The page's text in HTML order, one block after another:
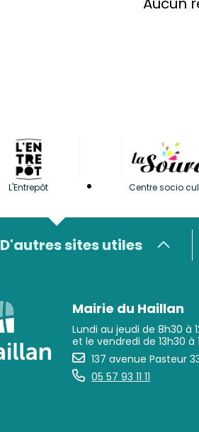
L'Entrepôt Centre socio
D'autres sites utiles
Mairie du Haillan
Lundi au jeudi de 8h30 à
et le vendredi de 13h30 à
137 avenue Pasteur
05 57 93 11 11